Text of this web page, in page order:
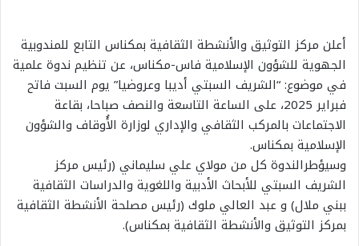
أعلن مركز التوثيق والأنشطة الثقافية بمكناس التابع للمندوبية
الجهوية للشؤون الإسلامية فاس-مكناس، عن تنظيم ندوة علمية
في موضوع: “الشريف السبتي أديبا وعروضيا” يوم السبت فاتح
فبراير 2025، على الساعة التاسعة والنصف صباحا، بقاعة
الاجتماعات بالمركب الثقافي والإداري لوزارة الأُوقاف والشؤون
الإسلامية بمكناس.
وسيؤطرالندوة كل من مولاي علي سليماني (رئيس مركز
الشريف السبتي للأبحاث الأدبية واللغوية والدراسات الثقافية
ببني ملال) و عبد العالي ملوك (رئيس مصلحة الأنشطة الثقافية
بمركز التوثيق والأنشطة الثقافية بمكناس).